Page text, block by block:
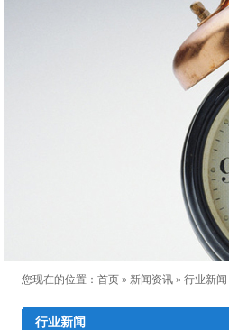
您现在的位置： 首页 » 新闻资讯 » 行业新闻
行业新闻